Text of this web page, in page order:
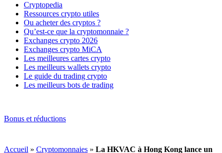
Cryptopedia
Ressources crypto utiles
Ou acheter des cryptos ?
Qu’est-ce que la cryptomonnaie ?
Exchanges crypto 2026
Exchanges crypto MiCA
Les meilleures cartes crypto
Les meilleurs wallets crypto
Le guide du trading crypto
Les meilleurs bots de trading
Bonus et réductions
Accueil » Cryptomonnaies » La HKVAC à Hong Kong lance un